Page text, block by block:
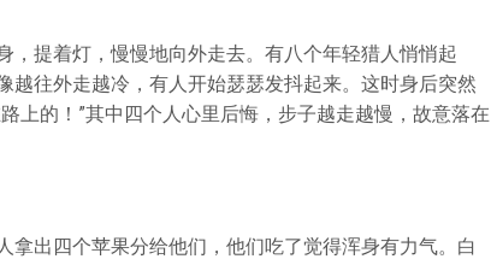
，提着灯，慢慢地向外走去。有八个年轻猎人悄悄起
越往外走越冷，有人开始瑟瑟发抖起来。这时身后突然
上的！”其中四个人心里后悔，步子越走越慢，故意落在
拿出四个苹果分给他们，他们吃了觉得浑身有力气。白